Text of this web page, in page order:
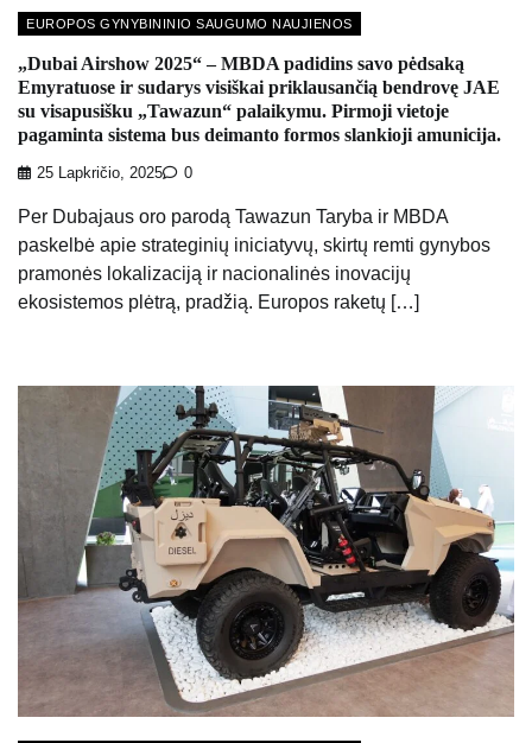
EUROPOS GYNYBININIO SAUGUMO NAUJIENOS
„Dubai Airshow 2025“ – MBDA padidins savo pėdsaką
Emyratuose ir sudarys visiškai priklausančią bendrovę JAE
su visapusišku „Tawazun“ palaikymu. Pirmoji vietoje
pagaminta sistema bus deimanto formos slankioji amunicija.
25 Lapkričio, 2025 0
Per Dubajaus oro parodą Tawazun Taryba ir MBDA
paskelbė apie strateginių iniciatyvų, skirtų remti gynybos
pramonės lokalizaciją ir nacionalinės inovacijų
ekosistemos plėtrą, pradžią. Europos raketų […]